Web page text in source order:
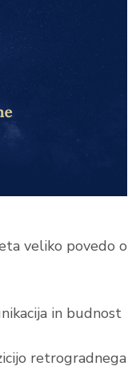
veliko povedo o
in budnost
retrogradnega